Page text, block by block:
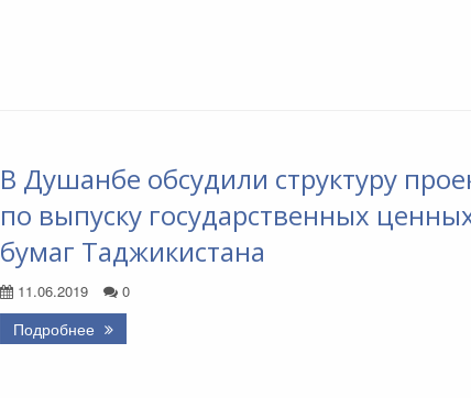
В Душанбе обсудили структуру
по выпуску государственных
бумаг Таджикистана
11.06.2019 0
Подробнее